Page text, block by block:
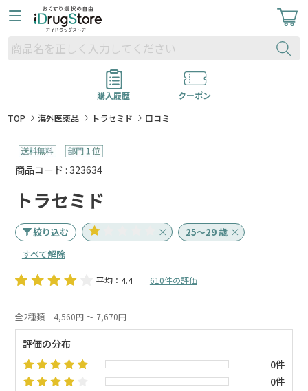
購入履歴
クーポン
TOP
海外医薬品 トラセミド 口コミ
商品コード : 323634
トラセミド
絞り込む
25～29 歳
すべて解除
平均：4.4 610件の評価
全2種類 4,560円 ～ 7,670円
評価の分布
0件
0件